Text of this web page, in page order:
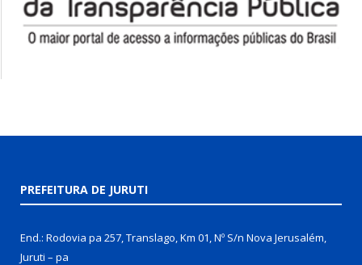
PREFEITURA DE JURUTI
End.: Rodovia pa 257, Translago, Km 01, Nº S/n Nova Jerusalém,
Juruti – pa